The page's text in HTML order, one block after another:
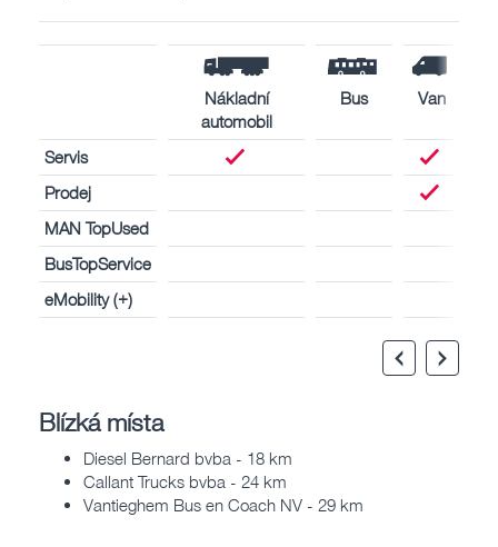
Nákladní
automobil
Bus Van
Servis
Prodej
MAN TopUsed
BusTopService
eMobility (+)
Blízká místa
Diesel Bernard bvba - 18 km
Callant Trucks bvba - 24 km
Vantieghem Bus en Coach NV - 29 km